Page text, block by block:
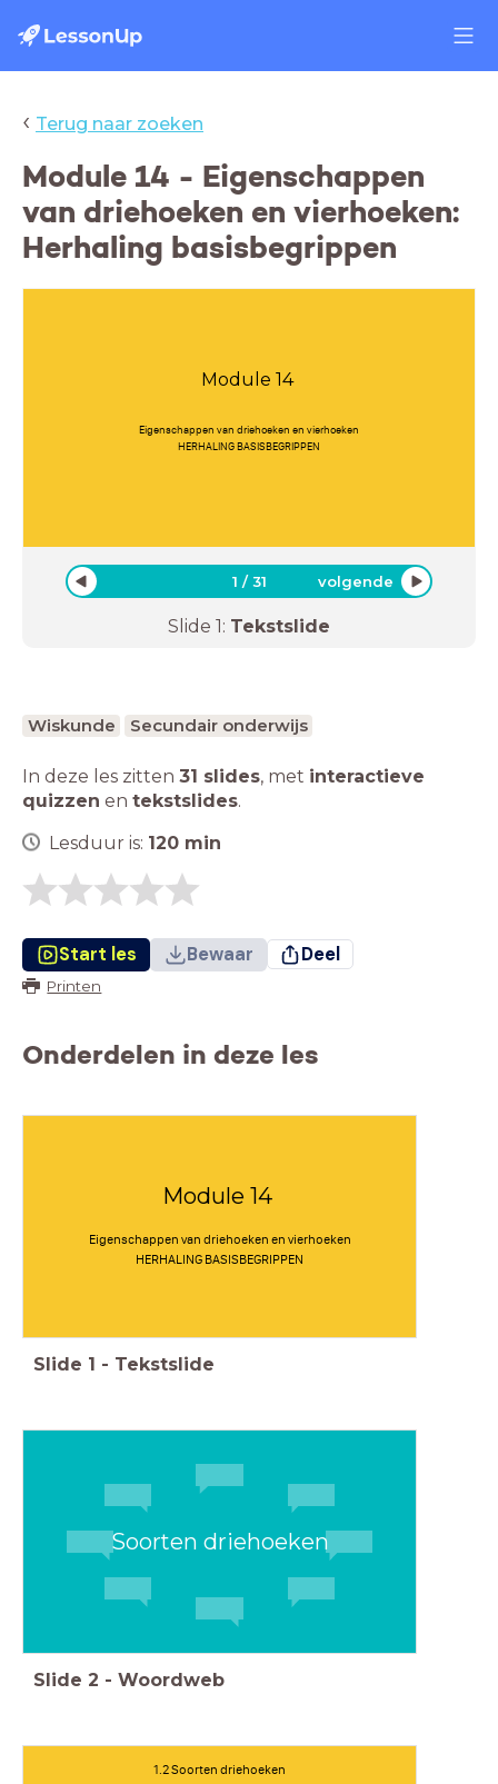
‹ Terug naar zoeken
Module 14 - Eigenschappen
van driehoeken en vierhoeken:
Herhaling basisbegrippen
Module 14
Eigenschappen van driehoeken en vierhoeken
HERHALING BASISBEGRIPPEN
1 /31 volgende
Slide 1: Tekstslide
Wiskunde Secundair onderwijs
In deze les zitten 31 slides, met interactieve
quizzen en tekstslides.
Lesduur is: 120 min
Start les Bewaar Deel
Printen
Onderdelen in deze les
Module 14
Eigenschappen van driehoeken en vierhoeken
HERHALING BASISBEGRIPPEN
Slide 1 - Tekstslide
Soorten driehoeken
Slide 2 - Woordweb
1.2 Soorten driehoeken